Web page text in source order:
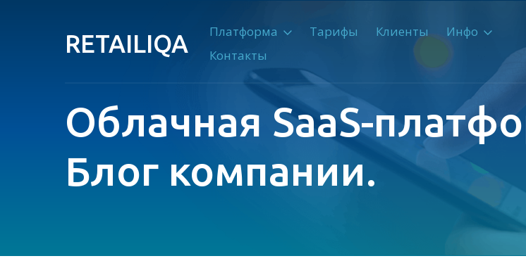
RETAILIQA Платформа Тарифы Клиенты
Инфо
Контакты
Облачная SaaS-
Блог компании.